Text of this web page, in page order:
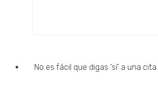
No es fácil que digas ‘sí’ a una cita.